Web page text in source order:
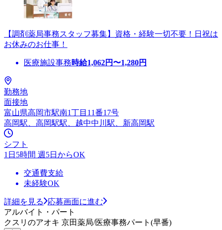
【調剤薬局事務スタッフ募集】資格・経験一切不要！日祝は
お休みのお仕事！
医療施設事務時給1,062円〜1,280円
勤務地
面接地
富山県高岡市駅南1丁目11番17号
高岡駅、高岡駅駅、越中中川駅、新高岡駅
シフト
1日5時間 週5日からOK
交通費支給
未経験OK
詳細を見る
応募画面に進む
アルバイト・パート
クスリのアオキ 京田薬局/医療事務パート(早番)